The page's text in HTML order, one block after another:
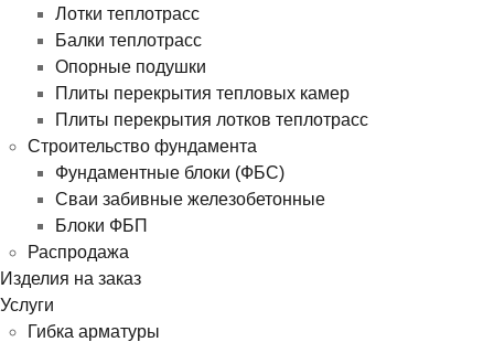
Лотки теплотрасс
Балки теплотрасс
Опорные подушки
Плиты перекрытия тепловых камер
Плиты перекрытия лотков теплотрасс
Строительство фундамента
Фундаментные блоки (ФБС)
Сваи забивные железобетонные
Блоки ФБП
Распродажа
Изделия на заказ
Услуги
Гибка арматуры